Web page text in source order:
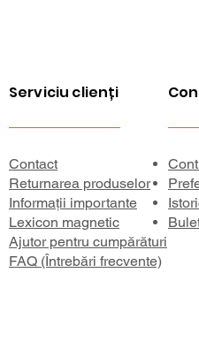
Serviciu clienți
Contact
Returnarea produselor
Informații importante
Lexicon magnetic
Ajutor pentru cumpărături
FAQ (Întrebări frecvente)